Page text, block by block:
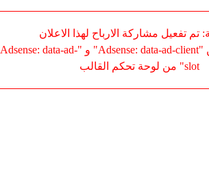
مشاركة الارباح لهذا الاعلان
يجب عليك تعيين "Adsense: data-ad-client" و "Adsense: data-ad-